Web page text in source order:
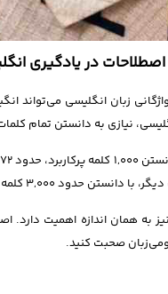
در یادگیری
زبان انگلیسی می‌تواند
نیازی به دانستن تمام
صحبت کنید.